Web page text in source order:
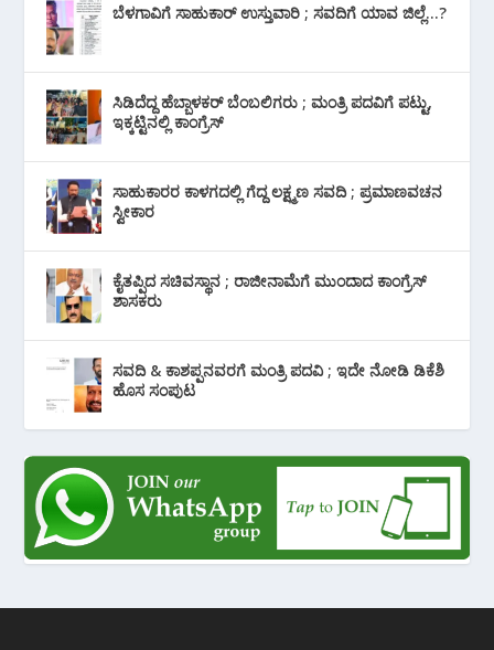
ಬೆಳಗಾವಿಗೆ ಸಾಹುಕಾರ್ ಉಸ್ತುವಾರಿ ; ಸವದಿಗೆ ಯಾವ ಜಿಲ್ಲೆ…?
ಸಿಡಿದೆದ್ದ ಹೆಬ್ಬಾಳಕರ್ ಬೆಂಬಲಿಗರು ; ಮಂತ್ರಿ ಪದವಿಗೆ ‌ಪಟ್ಟು,
ಇಕ್ಕಟ್ಟಿನಲ್ಲಿ ಕಾಂಗ್ರೆಸ್
ಸಾಹುಕಾರರ ಕಾಳಗದಲ್ಲಿ ಗೆದ್ದ ಲಕ್ಷ್ಮಣ ಸವದಿ ; ಪ್ರಮಾಣವಚನ
ಸ್ವೀಕಾರ
ಕೈತಪ್ಪಿದ ಸಚಿವಸ್ಥಾನ ; ರಾಜೀನಾಮೆಗೆ ಮುಂದಾದ ಕಾಂಗ್ರೆಸ್
‌ಶಾಸಕರು
ಸವದಿ & ಕಾಶಪ್ಪನವರಗೆ ಮಂತ್ರಿ ಪದವಿ ; ಇದೇ ನೋಡಿ‌ ಡಿಕೆಶಿ
ಹೊಸ ಸಂಪುಟ